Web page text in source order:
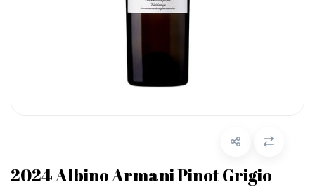
2024 Albino Armani Pinot Grigio